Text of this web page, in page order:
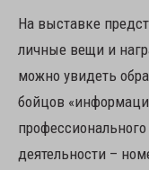
На выставке
личные вещи и
можно увидеть
бойцов
деятельности –